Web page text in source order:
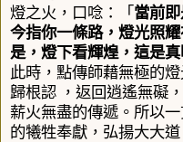
燈之火，口唸：「 當前
今指你一條路，燈光照耀
是，燈下看輝煌，這是
此時，點傳師藉無極的
歸根認 ，返回逍遙無礙
薪火無盡的傳遞 。所以
的犧牲奉獻，弘揚大大